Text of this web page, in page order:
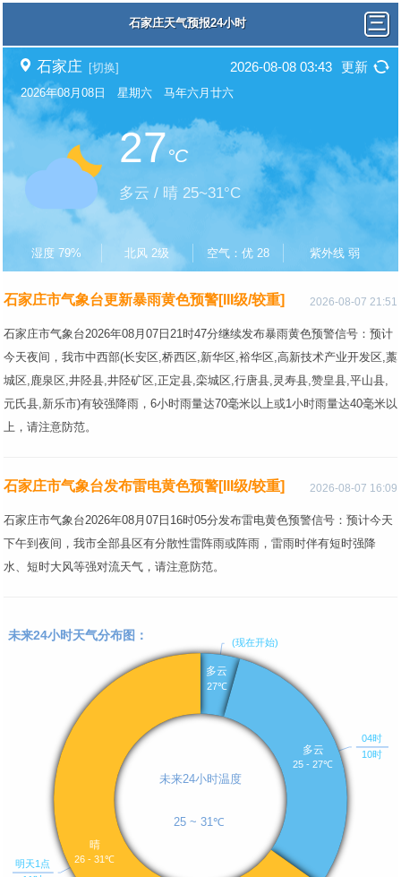
石家庄天气预报24小时
石家庄 [切换] 2026-08-08 03:43 更新
2026年08月08日 星期六 马年六月廿六
27°C
多云 / 晴 25~31°C
湿度 79% 北风 2级 空气：优 28 紫外线 弱
2026-08-07 21:51
石家庄市气象台更新暴雨黄色预警[III级/较重]
石家庄市气象台2026年08月07日21时47分继续发布暴雨黄色预警信号：预计
今天夜间，我市中西部(长安区,桥西区,新华区,裕华区,高新技术产业开发区,藁
城区,鹿泉区,井陉县,井陉矿区,正定县,栾城区,行唐县,灵寿县,赞皇县,平山县,
元氏县,新乐市)有较强降雨，6小时雨量达70毫米以上或1小时雨量达40毫米以
上，请注意防范。
2026-08-07 16:09
石家庄市气象台发布雷电黄色预警[III级/较重]
石家庄市气象台2026年08月07日16时05分发布雷电黄色预警信号：预计今天
下午到夜间，我市全部县区有分散性雷阵雨或阵雨，雷雨时伴有短时强降
水、短时大风等强对流天气，请注意防范。